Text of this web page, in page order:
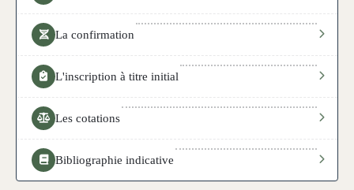
La confirmation
L'inscription à titre initial
Les cotations
Bibliographie indicative